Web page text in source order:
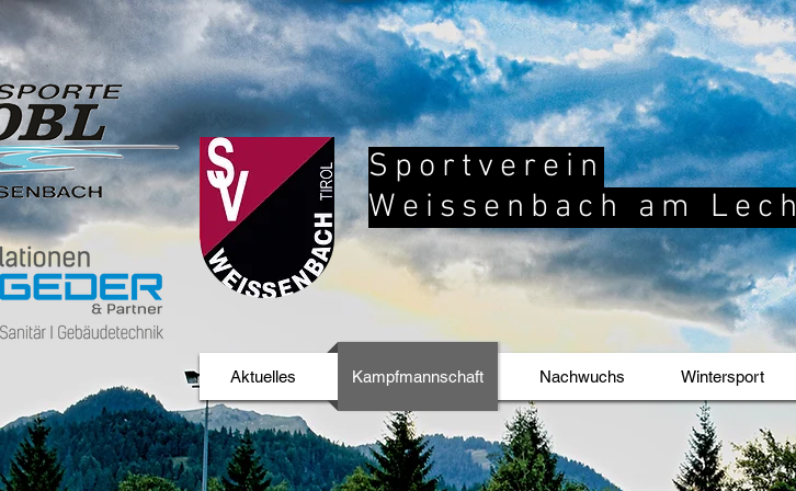
Sportverein
Weissenbach am Lech
Aktuelles Kampfmannschaft Nachwuchs Wintersport